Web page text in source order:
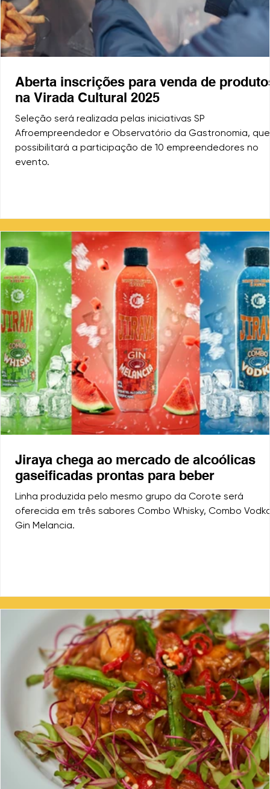
Aberta inscrições para venda de
na Virada Cultural 2025
Seleção será realizada pelas iniciativas SP
Afroempreendedor e Observatório da Gastronomia, que
possibilitará a participação de 10 empreendedores no
evento.
Jiraya chega ao mercado de alcoólicas
gaseificadas prontas para beber
Linha produzida pelo mesmo grupo da Corote será
oferecida em três sabores Combo Whisky, Combo
Gin Melancia.